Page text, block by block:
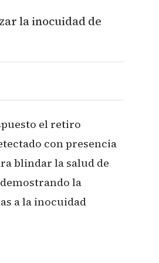
la inocuidad de
el retiro
con presencia
blindar la salud de
la
a la inocuidad